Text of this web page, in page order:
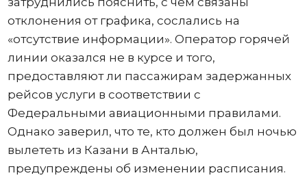
отклонения от графика, сослались на
«отсутствие информации». Оператор горячей
линии оказался не в курсе и того,
предоставляют ли пассажирам задержанных
рейсов услуги в соответствии с
Федеральными авиационными правилами.
Однако заверил, что те, кто должен был ночью
вылететь из Казани в Анталью,
предупреждены об изменении расписания.